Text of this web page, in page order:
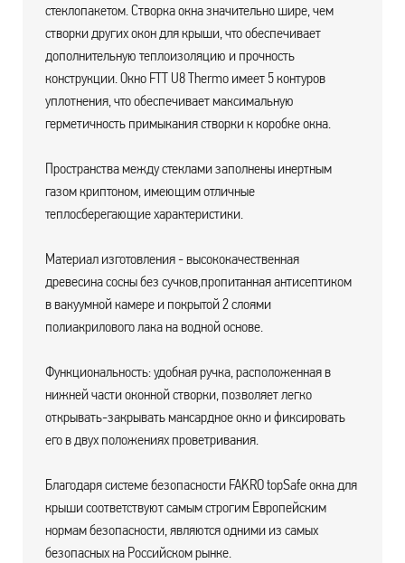
стеклопакетом. Створка окна значительно шире, чем
створки других окон для крыши, что обеспечивает
дополнительную теплоизоляцию и прочность
конструкции. Окно FTT U8 Thermo имеет 5 контуров
уплотнения, что обеспечивает максимальную
герметичность примыкания створки к коробке окна.
Пространства между стеклами заполнены инертным
газом криптоном, имеющим отличные
теплосберегающие характеристики.
Материал изготовления - высококачественная
древесина сосны без сучков,пропитанная антисептиком
в вакуумной камере и покрытой 2 слоями
полиакрилового лака на водной основе.
Функциональность: удобная ручка, расположенная в
нижней части оконной створки, позволяет легко
открывать-закрывать мансардное окно и фиксировать
его в двух положениях проветривания.
Благодаря системе безопасности FAKRO topSafe окна для
крыши соответствуют самым строгим Европейским
нормам безопасности, являются одними из самых
безопасных на Российском рынке.